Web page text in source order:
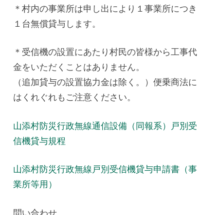
＊村内の事業所は申し出により１事業所につき
１台無償貸与します。
＊受信機の設置にあたり村民の皆様から工事代
金をいただくことはありません。
（追加貸与の設置協力金は除く。）便乗商法に
はくれぐれもご注意ください。
山添村防災行政無線通信設備（同報系）戸別受
信機貸与規程
山添村防災行政無線戸別受信機貸与申請書（事
業所等用）
問い合わせ